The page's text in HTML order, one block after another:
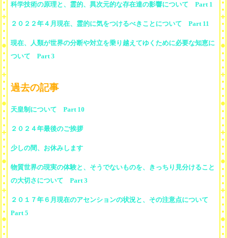
科学技術の原理と、霊的、異次元的な存在達の影響について Part 1
２０２２年４月現在、霊的に気をつけるべきことについて Part 11
現在、人類が世界の分断や対立を乗り越えてゆくために必要な知恵に
ついて Part 3
過去の記事
天皇制について Part 10
２０２４年最後のご挨拶
少しの間、お休みします
物質世界の現実の体験と、そうでないものを、きっちり見分けること
の大切さについて Part 3
２０１７年６月現在のアセンションの状況と、その注意点について
Part 5